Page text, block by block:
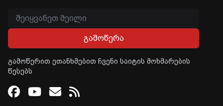
გამოწერა
გამოწერით ეთანხმებით ჩვენი საიტის მოხმარების
წესებს
Facebook
Youtube
Email
RSS